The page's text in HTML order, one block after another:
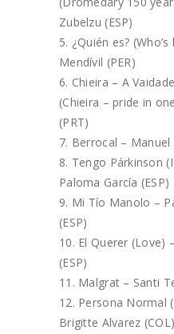
Zubelzu (ESP)
¿Quién es?
Mendívil (PER)
Chieira – A
(Chieira – pride in
(PRT)
Berrocal – Manuel
Tengo Párkinson
Paloma García (ESP)
Mi Tío Manolo –
(ESP)
El Querer (Love)
(ESP)
Malgrat – Santi
Persona Normal
Brigitte Alvarez (COL)